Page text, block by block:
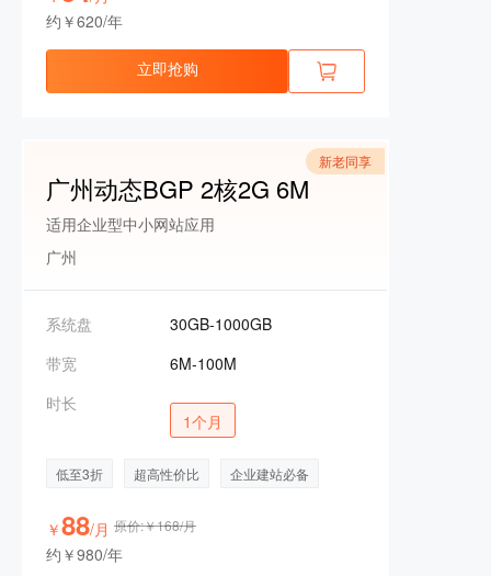
约￥620/年
立即抢购
新老同享
广州动态BGP 2核2G 6M
适用企业型中小网站应用
广州
系统盘
30GB-1000GB
带宽
6M-100M
时长
1个月
低至3折 超高性价比 企业建站必备
￥88/月 原价:￥168/月
约￥980/年